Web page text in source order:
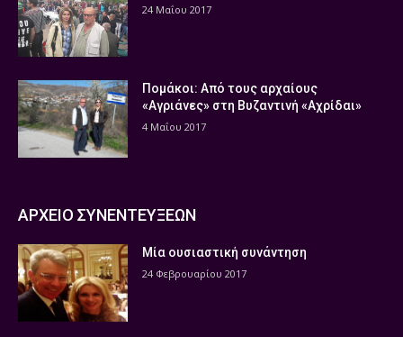
24 Μαΐου 2017
Πομάκοι: Από τους αρχαίους
«Αγριάνες» στη Βυζαντινή «Αχρίδαι»
4 Μαΐου 2017
ΑΡΧΕΙΟ ΣΥΝΕΝΤΕΥΞΕΩΝ
Μία ουσιαστική συνάντηση
24 Φεβρουαρίου 2017